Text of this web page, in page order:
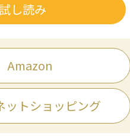
し読み
Amazon
ットショッピング